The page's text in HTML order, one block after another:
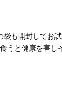
袋も開封してお
うと健康を害し